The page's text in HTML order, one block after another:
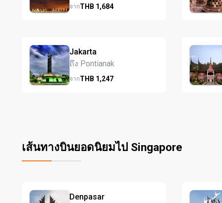
จากTHB 1,684
Jakarta
ถึง Pontianak
จากTHB 1,247
เส้นทางบินยอดนิยมไป Singapore
Denpasar